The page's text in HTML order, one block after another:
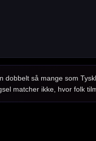
så mange som
matcher ikke, hvor folk